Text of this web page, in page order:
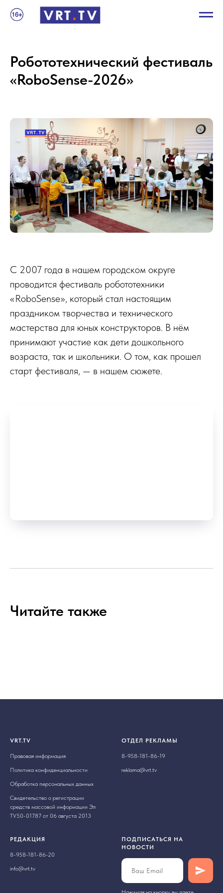
Робототехнический фестиваль
«RoboSense-2026»
С 2007 года в нашем городском округе
проводится фестиваль робототехники
«RoboSense», который стал настоящим
праздником творчества и технического
мастерства для юных конструкторов. В нём
принимают участие как дети дошкольного
возраста, так и школьники. О том, как прошел
старт фестиваля, — в нашем сюжете.
Читайте также
VRT.TV
Правовая информация
Политика конфиденциальности
Обработка персональных данных
Свидетельство о регистрации
средств массовой информации Эл
ТУ50-01787 от 06 августа 2013
ОТДЕЛ РЕКЛАМЫ
8-958-181-86-19
reklama@vrt.tv
РЕДАКЦИЯ
8-958-181-86-20
info@vrt.tv
ПОДПИСАТЬСЯ НА
НОВОСТИ